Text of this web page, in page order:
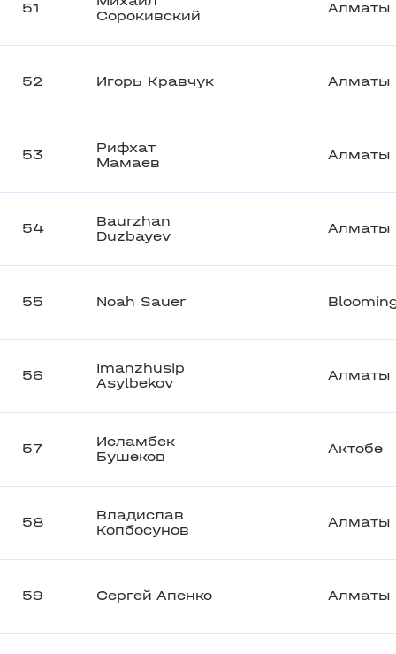
51
Сорокивский
Алматы
52 Игорь Кравчук Алматы
53
Рифхат
Мамаев
Алматы
54
Baurzhan
Duzbayev
Алматы
55 Noah Sauer
56
Imanzhusip
Asylbekov
Алматы
57
Исламбек
Бушеков
Актобе
58
Владислав
Копбосунов
Алматы
59 Сергей Апенко Алматы